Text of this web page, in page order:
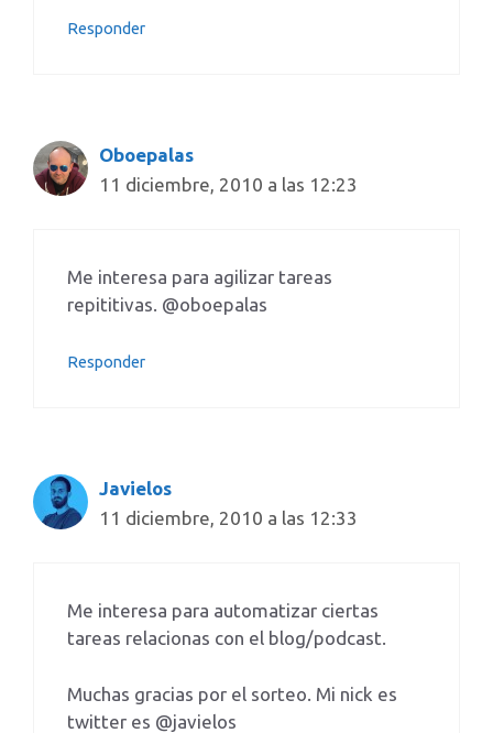
Responder
Oboepalas
11 diciembre, 2010 a las 12:23
Me interesa para agilizar tareas
repititivas. @oboepalas
Responder
Javielos
11 diciembre, 2010 a las 12:33
Me interesa para automatizar ciertas
tareas relacionas con el blog/podcast.
Muchas gracias por el sorteo. Mi nick es
twitter es @javielos